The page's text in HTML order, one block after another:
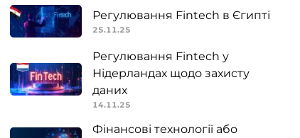
Регулювання Fintech в Єгипті
25.11.25
Регулювання Fintech у
Нідерландах щодо захисту
даних
14.11.25
Фінансові технології або